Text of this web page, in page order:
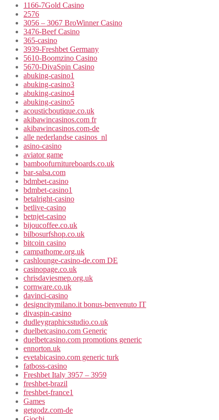
1166-7Gold Casino
2576
3056 – 3067 BroWinner Casino
3476-Beef Casino
365-casino
3939-Freshbet Germany
5610-Boomzino Casino
5670-DivaSpin Casino
abuking-casino1
abuking-casino3
abuking-casino4
abuking-casino5
acousticboutique.co.uk
akibawincasinos.com fr
akibawincasinos.com-de
alle nederlandse casinos_nl
asino-casino
aviator game
bamboofurnitureboards.co.uk
bar-salsa.com
bdmbet-casino
bdmbet-casino1
betalright-casino
betlive-casino
betnjet-casino
bijoucoffee.co.uk
bilbosurfshop.co.uk
bitcoin casino
campathome.org.uk
cashlounge-casino-de.com DE
casinopage.co.uk
chrisdaviesmep.org.uk
cornware.co.uk
davinci-casino
designcitymilano.it bonus-benvenuto IT
divaspin-casino
dudleygraphicsstudio.co.uk
duelbetcasino.com Generic
duelbetcasino.com promotions generic
ennorton.uk
evetabicasino.com generic turk
fatboss-casino
Freshbet Italy 3957 – 3959
freshbet-brazil
freshbet-france1
Games
getgodz.com-de